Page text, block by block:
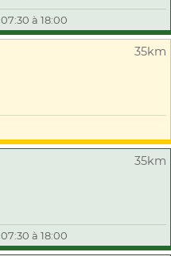
à 18:00
35km
35km
à 18:00